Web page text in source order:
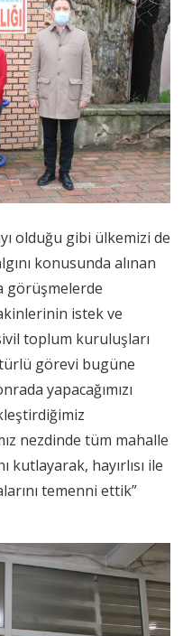
olduğu gibi ülkemizi de
konusunda alınan
görüşmelerde
istek ve
toplum kuruluşları
görevi bugüne
yapacağımızı
nezdinde tüm mahalle
kutlayarak, hayırlısı ile
temenni ettik”